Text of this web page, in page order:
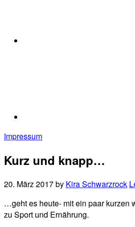
Impressum
Kurz und knapp…
20. März 2017by Kira Schwarzrock
…geht es heute- mit ein paar kurzen
zu Sport und Ernährung.